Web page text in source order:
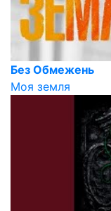
Без Обмежень
Моя земля